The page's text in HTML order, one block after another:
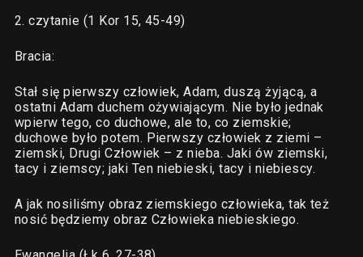
2. czytanie (1 Kor 15, 45-49)
Bracia:
Stał się pierwszy człowiek, Adam, duszą żyjącą, a
ostatni Adam duchem ożywiającym. Nie było jednak
wpierw tego, co duchowe, ale to, co ziemskie;
duchowe było potem. Pierwszy człowiek z ziemi –
ziemski, Drugi Człowiek – z nieba. Jaki ów ziemski,
tacy i ziemscy; jaki Ten niebieski, tacy i niebiescy.
A jak nosiliśmy obraz ziemskiego człowieka, tak też
nosić będziemy obraz Człowieka niebieskiego.